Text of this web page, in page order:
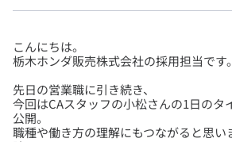
こんにちは。
先日の営業職に引き続き、
今回はCAスタッフの小松さんの1日のタ
公開。
職種や働き方の理解にもつながると思い